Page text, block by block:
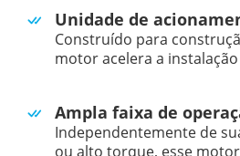
Unidade de
Construído para
motor acelera a
Ampla faixa de
Independentemente de
ou alto torque, esse